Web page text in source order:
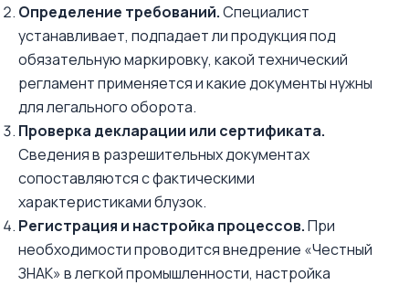
Определение требований.Специалист
устанавливает, подпадает ли продукция под
обязательную маркировку, какой технический
регламент применяется и какие документы нужны
для легального оборота.
Проверка декларации или сертификата.
Сведения в разрешительных документах
сопоставляются с фактическими
характеристиками блузок.
Регистрация и настройка процессов.При
необходимости проводится внедрение «Честный
ЗНАК» в легкой промышленности, настройка